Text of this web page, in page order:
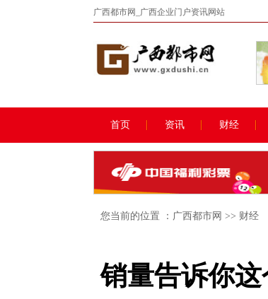
广西都市网_广西企业门户资讯网站
首页 资讯 财经
您当前的位置 ： 广西都市网 >> 财经
销量告诉你这